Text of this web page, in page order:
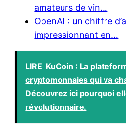
amateurs de vin…
OpenAI : un chiffre
impressionnant en…
LIRE KuCoin : La
cryptomonnaies qui va
Découvrez ici pourquoi
révolutionnaire.